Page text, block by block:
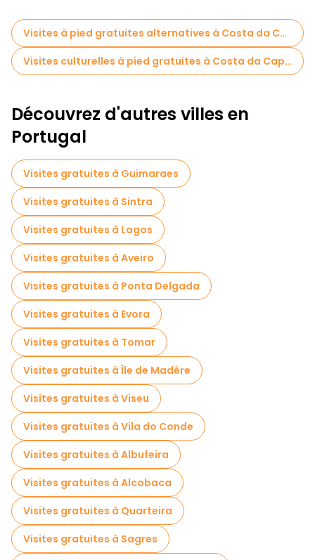
Visites à pied gratuites alternatives à Costa da Caparica
Visites culturelles à pied gratuites à Costa da Caparica
Découvrez d'autres villes en
Portugal
Visites gratuites à Guimaraes
Visites gratuites à Sintra
Visites gratuites à Lagos
Visites gratuites à Aveiro
Visites gratuites à Ponta Delgada
Visites gratuites à Evora
Visites gratuites à Tomar
Visites gratuites à Île de Madère
Visites gratuites à Viseu
Visites gratuites à Vila do Conde
Visites gratuites à Albufeira
Visites gratuites à Alcobaca
Visites gratuites à Quarteira
Visites gratuites à Sagres